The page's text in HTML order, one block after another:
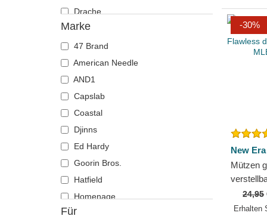
Drache
Eichhörnchen
Eidechse
Einhorn
Elch
Ente
Eule
Flamingo
Französische bulldogge
Fuchs
Geier
Gepard
Glühwürmchen
Marke
47 Brand
American Needle
AND1
Capslab
Coastal
Djinns
Ed Hardy
Goorin Bros.
Hatfield
Homenage
Kangol
Für
-30%
New Era
Mützen
24,95
Erhalten